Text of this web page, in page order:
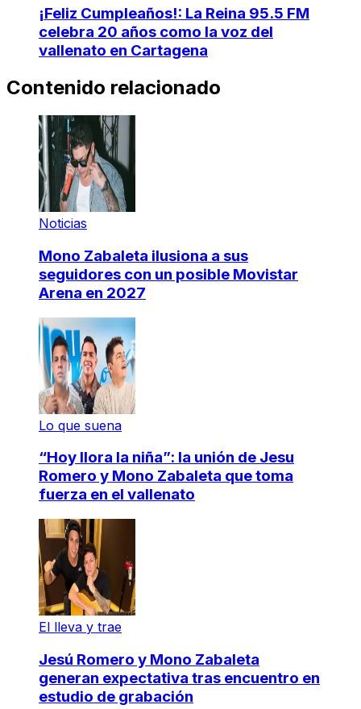
¡Feliz Cumpleaños!: La Reina 95.5 FM
celebra 20 años como la voz del
vallenato en Cartagena
Contenido relacionado
Noticias
Mono Zabaleta ilusiona a sus
seguidores con un posible Movistar
Arena en 2027
Lo que suena
“Hoy llora la niña”: la unión de Jesu
Romero y Mono Zabaleta que toma
fuerza en el vallenato
El lleva y trae
Jesú Romero y Mono Zabaleta
generan expectativa tras encuentro en
estudio de grabación